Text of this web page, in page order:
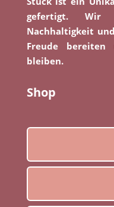
gefertigt. Wir
Nachhaltigkeit
Freude
bleiben.
Shop